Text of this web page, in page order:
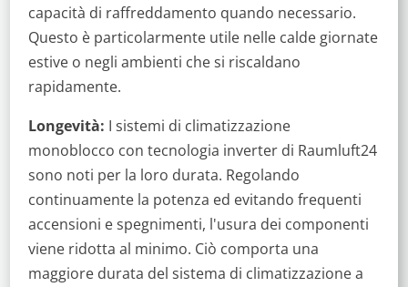
capacità di raffreddamento quando necessario.
Questo è particolarmente utile nelle calde giornate
estive o negli ambienti che si riscaldano
rapidamente.
Longevità: I sistemi di climatizzazione
monoblocco con tecnologia inverter di Raumluft24
sono noti per la loro durata. Regolando
continuamente la potenza ed evitando frequenti
accensioni e spegnimenti, l'usura dei componenti
viene ridotta al minimo. Ciò comporta una
maggiore durata del sistema di climatizzazione a